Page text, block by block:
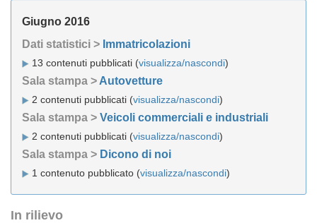
Giugno 2016
Dati statistici > Immatricolazioni
13 contenuti pubblicati (visualizza/nascondi)
Sala stampa > Autovetture
2 contenuti pubblicati (visualizza/nascondi)
Sala stampa > Veicoli commerciali e industriali
2 contenuti pubblicati (visualizza/nascondi)
Sala stampa > Dicono di noi
1 contenuto pubblicato (visualizza/nascondi)
In rilievo